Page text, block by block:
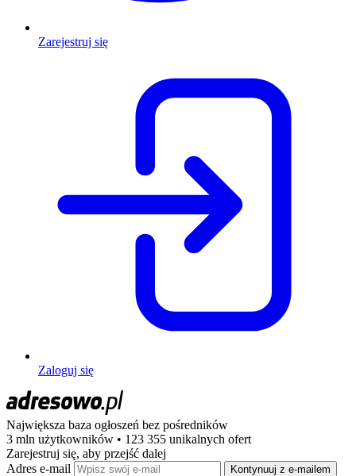
Zarejestruj się
Zaloguj się
Największa baza ogłoszeń bez pośredników
3 mln użytkowników • 123 355 unikalnych ofert
Zarejestruj się, aby przejść dalej
Adres e-mail
Kontynuuj z e-mailem